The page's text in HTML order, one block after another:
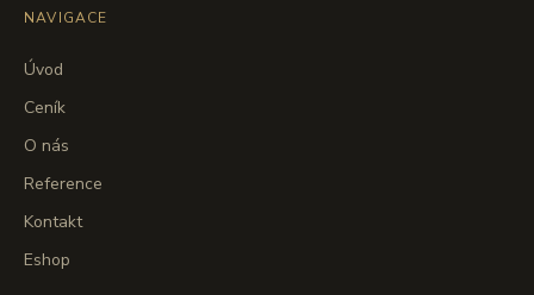
NAVIGACE
Úvod
Ceník
O nás
Reference
Kontakt
Eshop